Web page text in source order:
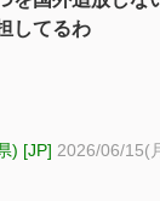
してるわ
) [JP] 2026/06/15(